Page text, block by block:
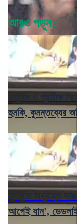
আরও পড়ুন:
তহবিল ও প্রতীক
হুমকি, কুমন্তব্যের
তৃণমূলে অব্যাহত
আগেই যান',